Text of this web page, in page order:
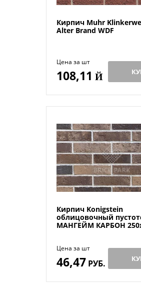
Кирпич Muhr
Alter Brand WDF
Цена за шт
108,11 Й
Кирпич Konigstein
облицовочный
МАНГЕЙМ КАРБОН
Цена за шт
46,47 РУБ.